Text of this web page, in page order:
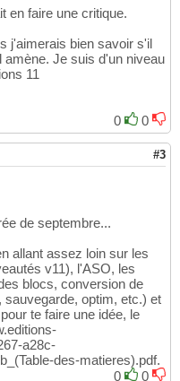
en faire une critique.
j'aimerais bien savoir s'il
amène. Je suis d'un niveau
11
0
0
#3
de septembre...
allant assez loin sur les
v11), l'ASO, les
blocs, conversion de
optim, etc.) et
te faire une idée, le
a28c-
des-matieres).pdf.
0
0